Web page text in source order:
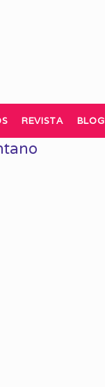
REVISTA BLOG